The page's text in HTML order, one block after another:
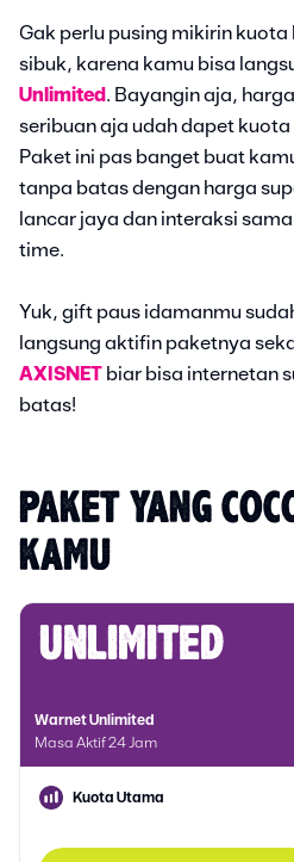
Gak perlu pusing mikirin
sibuk, karena kamu bisa
Unlimited . Bayangin aja,
seribuan aja udah dapet
Paket ini pas banget buat
tanpa batas dengan harga
lancar jaya dan interaksi
time.
Yuk, gift paus idamanmu
langsung aktifin paketnya
AXISNET biar bisa internetan
batas!
PAKET YANG
KAMU
unlimited
Warnet Unlimited
Masa Aktif 24 Jam
Kuota Utama